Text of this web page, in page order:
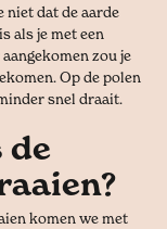
niet dat de aarde
als je met een
zou je
Op de polen
snel draait.
de
komen we met